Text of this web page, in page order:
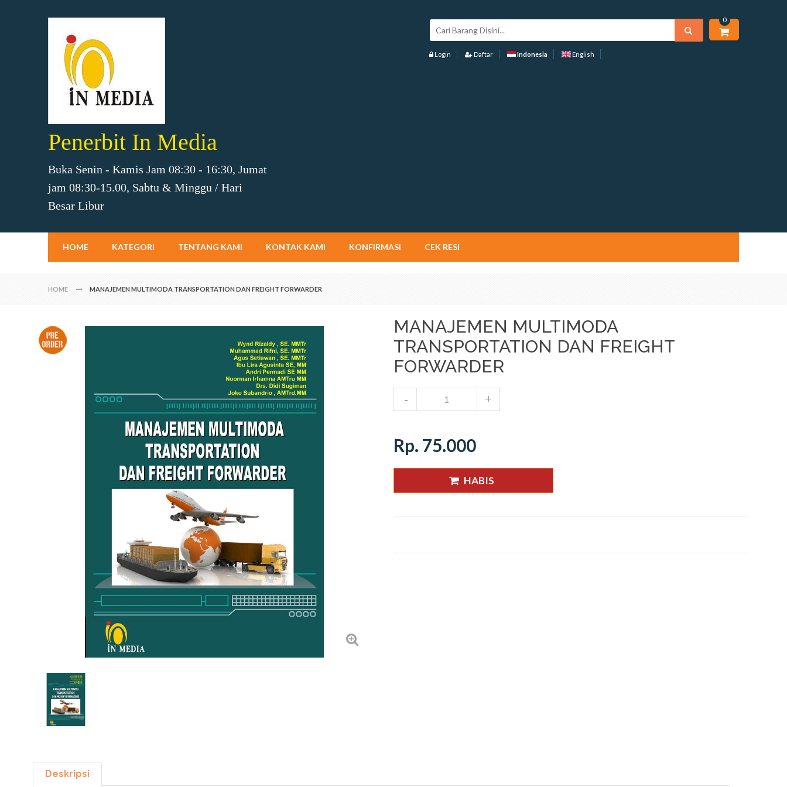
Penerbit In Media
Buka Senin - Kamis Jam 08:30 - 16:30, Jumat
jam 08:30-15.00, Sabtu & Minggu / Hari
Besar Libur
0
Login Daftar Indonesia English
HOME KATEGORI TENTANG KAMI KONTAK KAMI KONFIRMASI CEK RESI
HOME MANAJEMEN MULTIMODA TRANSPORTATION DAN FREIGHT FORWARDER
MANAJEMEN MULTIMODA
TRANSPORTATION DAN FREIGHT
FORWARDER
Rp. 75.000
HABIS
Deskripsi